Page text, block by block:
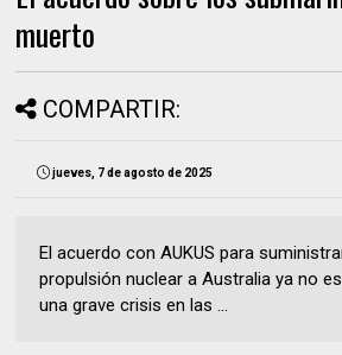
muerto
COMPARTIR:
jueves, 7 de agosto de 2025
El acuerdo con AUKUS para
propulsión nuclear a Australia ya no
una grave crisis en las ...